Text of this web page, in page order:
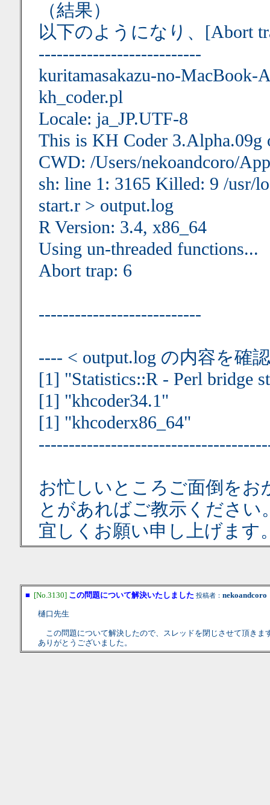
（結果）
以下のようになり、[Abort
---------------------------
kuritamasakazu-no-MacBook-
kh_coder.pl
Locale: ja_JP.UTF-8
This is KH Coder 3.Alpha.09g
CWD: /Users/nekoandcoro/
sh: line 1: 3165 Killed: 9 /usr/
start.r > output.log
R Version: 3.4, x86_64
Using un-threaded functions...
Abort trap: 6
---------------------------
---- < output.log の内容を
[1] "Statistics::R - Perl bridge
[1] "khcoder34.1"
[1] "khcoderx86_64"
お忙しいところご面倒を
とがあればご教示ください
宜しくお願い申し上げます
■ [No.3130] この問題について解決いたしました 投稿者： nekoandcoro
樋口先生
この問題について解決したので、スレッドを閉じさせて頂きま
ありがとうございました。